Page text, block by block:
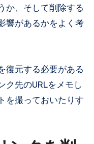
か、そして削除する
響があるかをよく考
復元する必要がある
ク先のURLをメモし
を撮っておいたりす